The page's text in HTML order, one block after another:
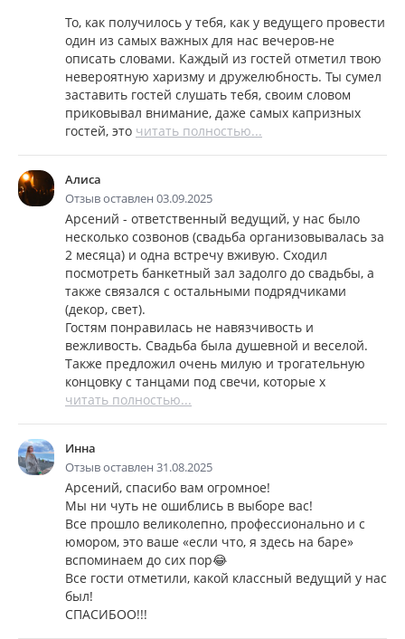
То, как получилось у тебя, как у ведущего провести
один из самых важных для нас вечеров-не
описать словами. Каждый из гостей отметил твою
невероятную харизму и дружелюбность. Ты сумел
заставить гостей слушать тебя, своим словом
приковывал внимание, даже самых капризных
гостей, это читать полностью...
Алиса
Отзыв оставлен 03.09.2025
Арсений - ответственный ведущий, у нас было
несколько созвонов (свадьба организовывалась за
2 месяца) и одна встречу вживую. Сходил
посмотреть банкетный зал задолго до свадьбы, а
также связался с остальными подрядчиками
(декор, свет).
Гостям понравилась не навязчивость и
вежливость. Свадьба была душевной и веселой.
Также предложил очень милую и трогательную
концовку с танцами под свечи, которые х
читать полностью...
Инна
Отзыв оставлен 31.08.2025
Арсений, спасибо вам огромное!
Мы ни чуть не ошиблись в выборе вас!
Все прошло великолепно, профессионально и с
юмором, это ваше «если что, я здесь на баре»
вспоминаем до сих пор😂
Все гости отметили, какой классный ведущий у нас
был!
СПАСИБОО!!!